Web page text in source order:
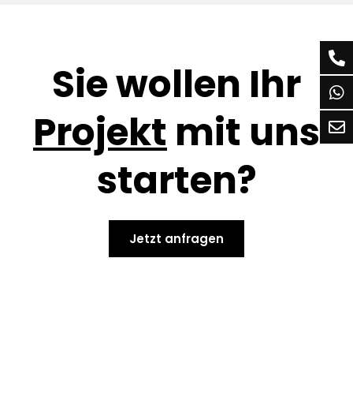
Sie wollen Ihr
Projekt mit uns
starten?
Jetzt anfragen